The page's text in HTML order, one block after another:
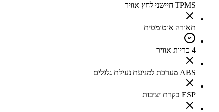
TPMS חיישני לחץ אוויר
תאורה אוטומטית
4 כריות אוויר
ABS מערכת למניעת נעילת גלגלים
ESP בקרת יציבות